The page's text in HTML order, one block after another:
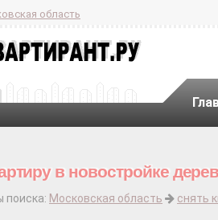
область
в новостройке
поиска: Московская область снять